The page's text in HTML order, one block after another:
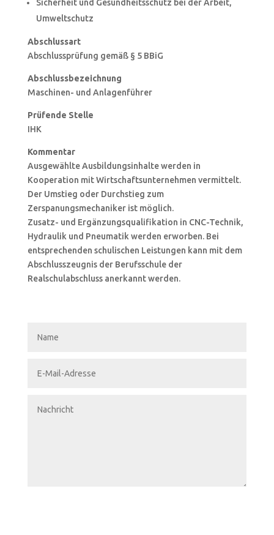
Sicherheit und Gesundheitsschutz bei der Arbeit,
Umweltschutz
Abschlussart
Abschlussprüfung gemäß § 5 BBiG
Abschlussbezeichnung
Maschinen- und Anlagenführer
Prüfende Stelle
IHK
Kommentar
Ausgewählte Ausbildungsinhalte werden in
Kooperation mit Wirtschaftsunternehmen vermittelt.
Der Umstieg oder Durchstieg zum
Zerspanungsmechaniker ist möglich.
Zusatz- und Ergänzungsqualifikation in CNC-Technik,
Hydraulik und Pneumatik werden erworben. Bei
entsprechenden schulischen Leistungen kann mit dem
Abschlusszeugnis der Berufsschule der
Realschulabschluss anerkannt werden.
Mail-